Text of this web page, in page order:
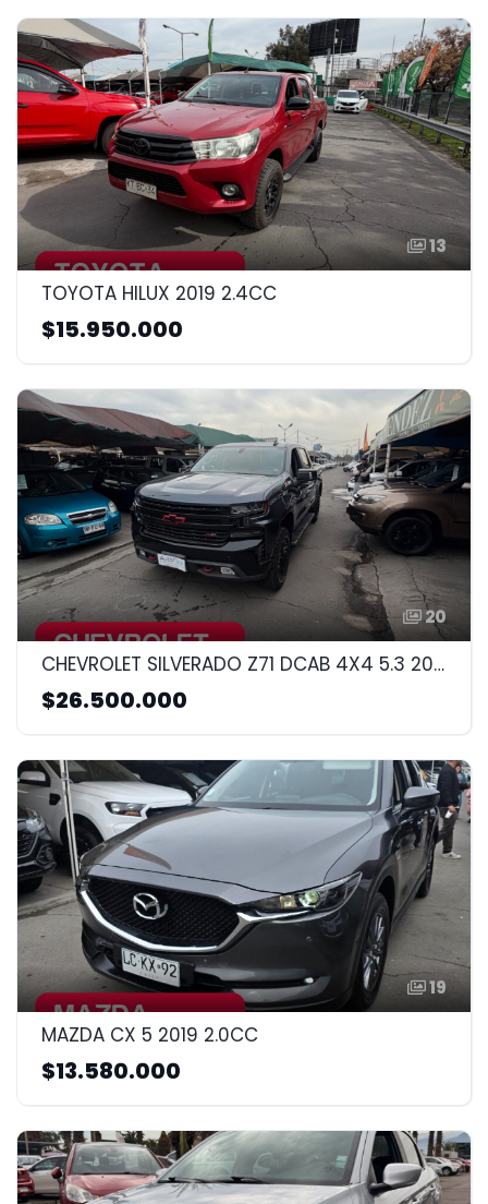
13
TOYOTA HILUX 2019 2.4CC
$15.950.000
20
CHEVROLET SILVERADO Z71 DCAB 4X4 5.3 2020 5.3CC
$26.500.000
19
MAZDA CX 5 2019 2.0CC
$13.580.000